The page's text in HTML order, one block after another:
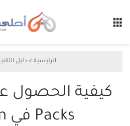
الرئيسية > دليل
Packs في Steam